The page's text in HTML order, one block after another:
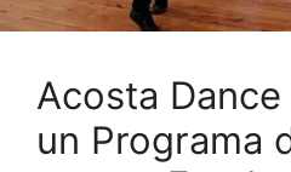
Acosta
un Programa